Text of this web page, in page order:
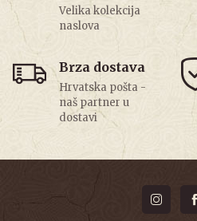
Velika kolekcija
naslova
Brza dostava
Hrvatska pošta -
naš partner u
dostavi